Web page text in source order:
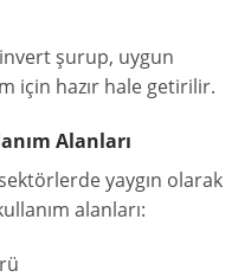
şurup, uygun
için hazır hale getirilir.
Alanları
yaygın olarak
alanları: